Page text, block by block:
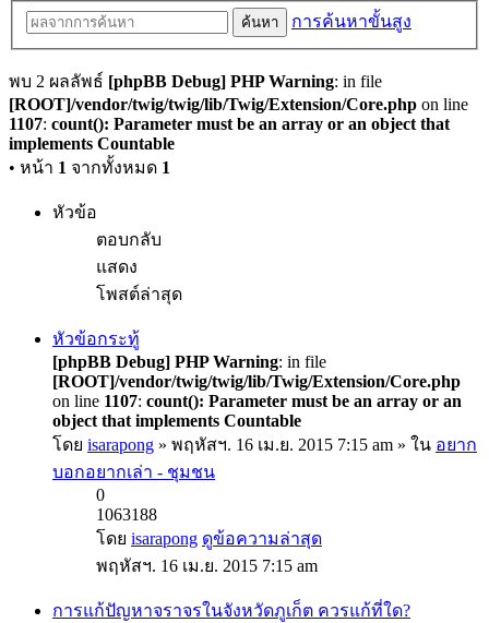
ค้นหา การค้นหาขั้นสูง
พบ 2 ผลลัพธ์ [phpBB Debug] PHP Warning: in file
[ROOT]/vendor/twig/twig/lib/Twig/Extension/Core.php on line
1107: count(): Parameter must be an array or an object that
implements Countable
• หน้า 1 จากทั้งหมด 1
หัวข้อ
ตอบกลับ
แสดง
โพสต์ล่าสุด
หัวข้อกระทู้
[phpBB Debug] PHP Warning: in file
[ROOT]/vendor/twig/twig/lib/Twig/Extension/Core.php
on line 1107: count(): Parameter must be an array or an
object that implements Countable
โดย isarapong » พฤหัสฯ. 16 เม.ย. 2015 7:15 am » ใน อยาก
บอกอยากเล่า - ชุมชน
0
1063188
โดย isarapong ดูข้อความล่าสุด
พฤหัสฯ. 16 เม.ย. 2015 7:15 am
การแก้ปัญหาจราจรในจังหวัดภูเก็ต ควรแก้ที่ใด?